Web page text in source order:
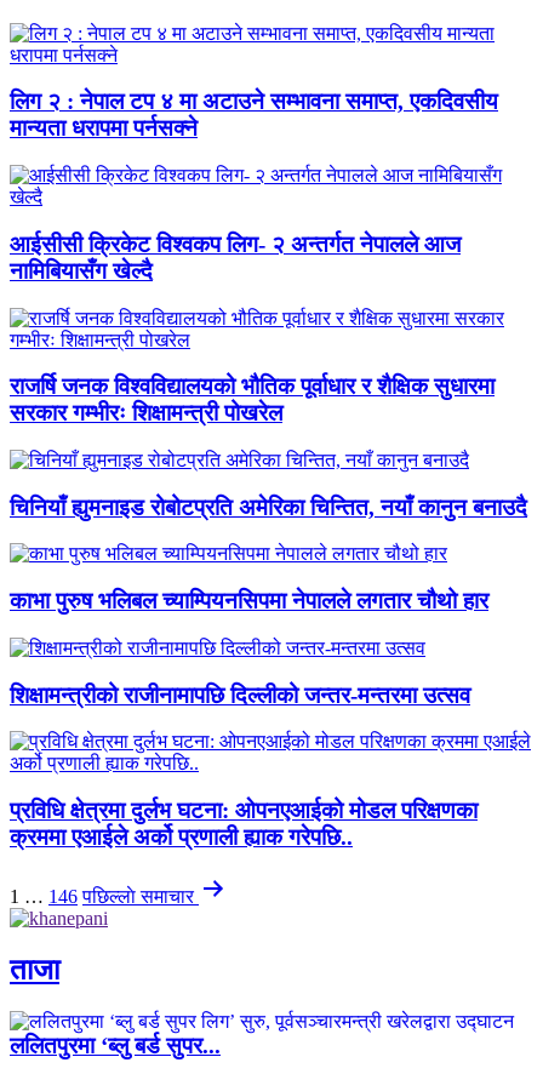
लिग २ : नेपाल टप ४ मा अटाउने सम्भावना समाप्त, एकदिवसीय
मान्यता धरापमा पर्नसक्ने
आईसीसी क्रिकेट विश्वकप लिग- २ अन्तर्गत नेपालले आज
नामिबियासँग खेल्दै
राजर्षि जनक विश्वविद्यालयको भौतिक पूर्वाधार र शैक्षिक सुधारमा
सरकार गम्भीरः शिक्षामन्त्री पोखरेल
चिनियाँ ह्युमनाइड रोबोटप्रति अमेरिका चिन्तित, नयाँ कानुन बनाउदै
काभा पुरुष भलिबल च्याम्पियनसिपमा नेपालले लगतार चौथो हार
शिक्षामन्त्रीको राजीनामापछि दिल्लीको जन्तर-मन्तरमा उत्सव
प्रविधि क्षेत्रमा दुर्लभ घटना: ओपनएआईको मोडल परिक्षणका
क्रममा एआईले अर्को प्रणाली ह्याक गरेपछि..
Posts
pagination
1 … 146 पछिल्लाेसमाचार
ताजा
ललितपुरमा ‘ब्लु बर्ड सुपर...